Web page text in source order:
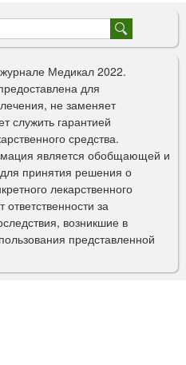
Медикал 2022.
для
не заменяет
служить гарантией
средства.
является обобщающей и
принятия решения о
лекарственного
за
возникшие в
представленной